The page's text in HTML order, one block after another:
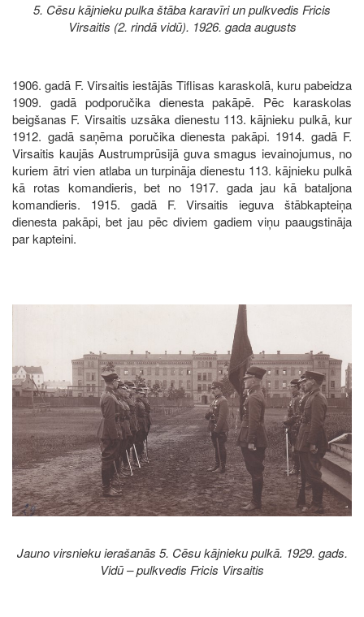
5. Cēsu kājnieku pulka štāba karavīri un pulkvedis Fricis
Virsaitis (2. rindā vidū). 1926. gada augusts
1906. gadā F. Virsaitis iestājās Tiflisas karaskolā, kuru pabeidza
1909. gadā podporučika dienesta pakāpē. Pēc karaskolas
beigšanas F. Virsaitis uzsāka dienestu 113. kājnieku pulkā, kur
1912. gadā saņēma poručika dienesta pakāpi. 1914. gadā F.
Virsaitis kaujās Austrumprūsijā guva smagus ievainojumus, no
kuriem ātri vien atlaba un turpināja dienestu 113. kājnieku pulkā
kā rotas komandieris, bet no 1917. gada jau kā bataljona
komandieris. 1915. gadā F. Virsaitis ieguva štābkapteiņa
dienesta pakāpi, bet jau pēc diviem gadiem viņu paaugstināja
par kapteini.
Image
Jauno virsnieku ierašanās 5. Cēsu kājnieku pulkā. 1929. gads.
Vidū – pulkvedis Fricis Virsaitis